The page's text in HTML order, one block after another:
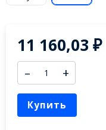
11 160,03₽
– +
Купить